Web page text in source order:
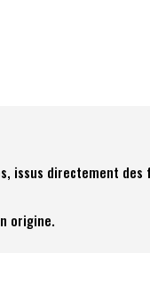
issus directement des
origine.